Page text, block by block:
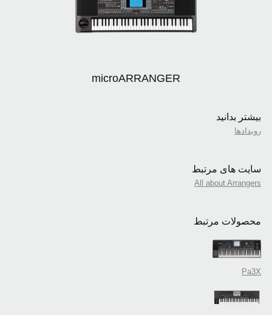
microARRANGER
بیشتر بدانید
رویدادها
سایت های مرتبط
All about Arrangers
محصولات مرتبط
Pa3X